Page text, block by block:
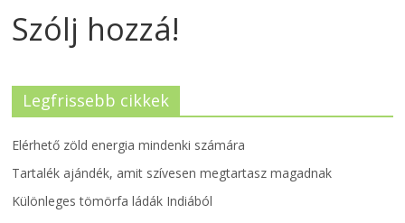
Szólj hozzá!
Legfrissebb cikkek
Elérhető zöld energia mindenki számára
Tartalék ajándék, amit szívesen megtartasz magadnak
Különleges tömörfa ládák Indiából